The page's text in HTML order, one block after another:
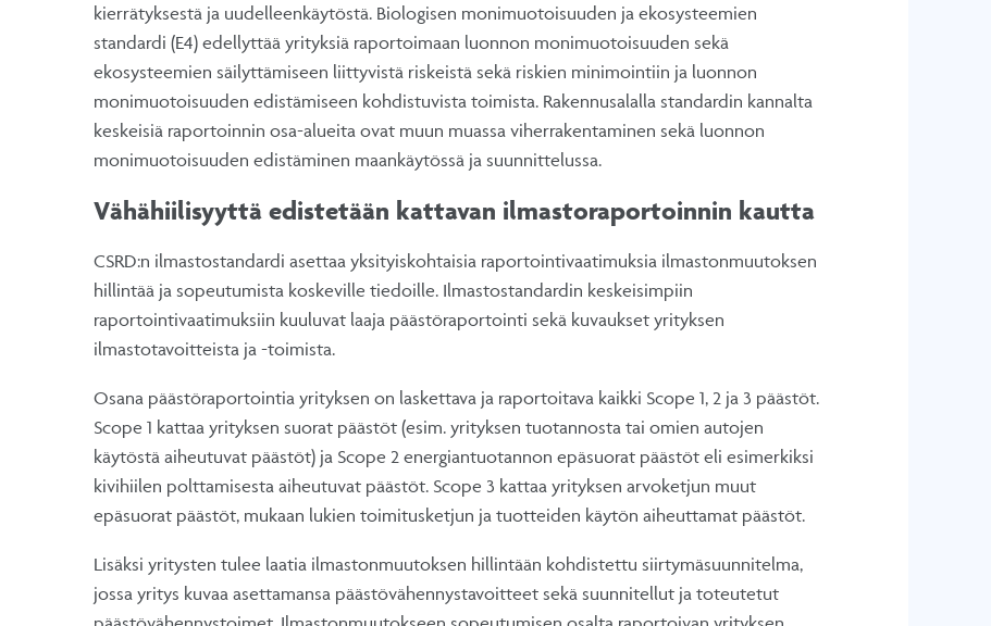
kierrätyksestä ja uudelleenkäytöstä. Biologisen monimuotoisuuden ja ekosysteemien
standardi (E4) edellyttää yrityksiä raportoimaan luonnon monimuotoisuuden sekä
ekosysteemien säilyttämiseen liittyvistä riskeistä sekä riskien minimointiin ja luonnon
monimuotoisuuden edistämiseen kohdistuvista toimista. Rakennusalalla standardin kannalta
keskeisiä raportoinnin osa-alueita ovat muun muassa viherrakentaminen sekä luonnon
monimuotoisuuden edistäminen maankäytössä ja suunnittelussa.
Vähähiilisyyttä edistetään kattavan ilmastoraportoinnin kautta
CSRD:n ilmastostandardi asettaa yksityiskohtaisia raportointivaatimuksia ilmastonmuutoksen
hillintää ja sopeutumista koskeville tiedoille. Ilmastostandardin keskeisimpiin
raportointivaatimuksiin kuuluvat laaja päästöraportointi sekä kuvaukset yrityksen
ilmastotavoitteista ja -toimista.
Osana päästöraportointia yrityksen on laskettava ja raportoitava kaikki Scope 1, 2 ja 3 päästöt.
Scope 1 kattaa yrityksen suorat päästöt (esim. yrityksen tuotannosta tai omien autojen
käytöstä aiheutuvat päästöt) ja Scope 2 energiantuotannon epäsuorat päästöt eli esimerkiksi
kivihiilen polttamisesta aiheutuvat päästöt. Scope 3 kattaa yrityksen arvoketjun muut
epäsuorat päästöt, mukaan lukien toimitusketjun ja tuotteiden käytön aiheuttamat päästöt.
Lisäksi yritysten tulee laatia ilmastonmuutoksen hillintään kohdistettu siirtymäsuunnitelma,
jossa yritys kuvaa asettamansa päästövähennystavoitteet sekä suunnitellut ja toteutetut